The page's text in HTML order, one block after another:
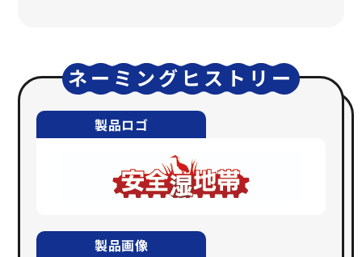
ネーミングヒストリー
製品ロゴ
製品画像